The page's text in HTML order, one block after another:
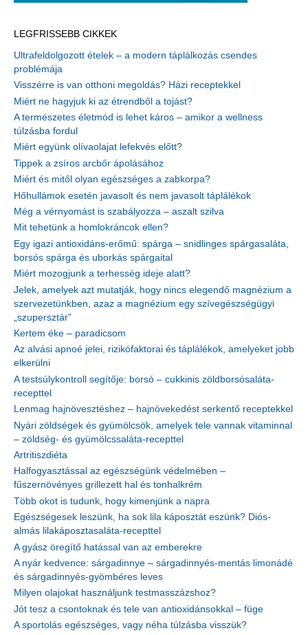
LEGFRISSEBB CIKKEK
Ultrafeldolgozott ételek – a modern táplálkozás csendes
problémája
Visszérre is van otthoni megoldás? Házi receptekkel
Miért ne hagyjuk ki az étrendből a tojást?
A természetes életmód is lehet káros – amikor a wellness
túlzásba fordul
Miért együnk olívaolajat lefekvés előtt?
Tippek a zsíros arcbőr ápolásához
Miért és mitől olyan egészséges a zabkorpa?
Hőhullámok esetén javasolt és nem javasolt táplálékok
Még a vérnyomást is szabályozza – aszalt szilva
Mit tehetünk a homlokráncok ellen?
Egy igazi antioxidáns-erőmű: spárga – snidlinges spárgasaláta,
borsós spárga és uborkás spárgaital
Miért mozogjunk a terhesség ideje alatt?
Jelek, amelyek azt mutatják, hogy nincs elegendő magnézium a
szervezetünkben, azaz a magnézium egy szívegészségügyi
„szupersztár”
Kertem éke – paradicsom
Az alvási apnoé jelei, rizikófaktorai és táplálékok, amelyeket jobb
elkerülni
A testsúlykontroll segítője: borsó – cukkinis zöldborsósaláta-
recepttel
Lenmag hajnövesztéshez – hajnövekedést serkentő receptekkel
Nyári zöldségek és gyümölcsök, amelyek tele vannak vitaminnal
– zöldség- és gyümölcssaláta-recepttel
Artritiszdiéta
Halfogyasztással az egészségünk védelmében –
fűszernövényes grillezett hal és tonhalkrém
Több okot is tudunk, hogy kimenjünk a napra
Egészségesek leszünk, ha sok lila káposztát eszünk? Diós-
almás lilakáposztasaláta-recepttel
A gyász öregítő hatással van az emberekre
A nyár kedvence: sárgadinnye – sárgadinnyés-mentás limonádé
és sárgadinnyés-gyömbéres leves
Milyen olajokat használjunk testmasszázshoz?
Jót tesz a csontoknak és tele van antioxidánsokkal – füge
A sportolás egészséges, vagy néha túlzásba visszük?